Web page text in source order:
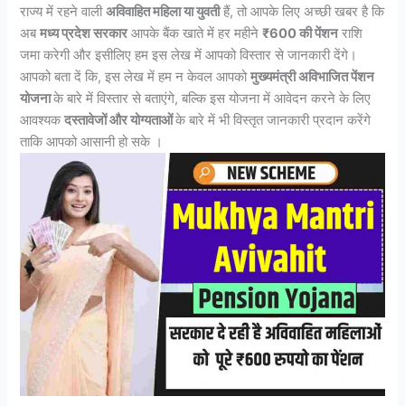
राज्य में रहने वालीअविवाहित महिला या युवतीहैं, तो आपके लिए अच्छी खबर है कि
अबमध्य प्रदेश सरकारआपके बैंक खाते में हर महीने₹600 की पेंशनराशि
जमा करेगी और इसीलिए हम इस लेख में आपको विस्तार से जानकारी देंगे।
आपको बता दें कि, इस लेख में हम न केवल आपकोमुख्यमंत्री अविभाजित पेंशन
योजनाके बारे में विस्तार से बताएंगे, बल्कि इस योजना में आवेदन करने के लिए
आवश्यकदस्तावेजों और योग्यताओंके बारे में भी विस्तृत जानकारी प्रदान करेंगे
ताकि आपको आसानी हो सके ।